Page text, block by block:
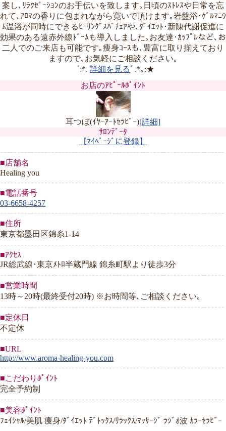
案し､ﾘﾗｸｾﾞｰｼｮﾝのお手伝いを致します｡日頃のｽﾄﾚｽや日常を忘
れて､ｱﾛﾏの香りに包まれながら寛いで頂けます｡岩盤浴･ｹﾞﾙﾏﾆｳ
ﾑ温浴が同時にできるﾋｰﾘﾝｸﾞｽﾊﾟﾁｪｱや､ﾀﾞｲｴｯﾄ･新陳代謝促進に
効果のある遠赤外線ﾄﾞｰﾑも導入しました｡お友達･ｶｯﾌﾟﾙなど､お
二人でのご来店も可能です｡痩身ｺｰｽも､豊富に取り揃えており
ますので､お気軽にご相談ください｡
゜:*. 詳細を見るﾞ.*｡:★
お店のｱﾋﾟｰﾙﾎﾟｲﾝﾄ
耳つぼ(ｲﾔｰｱｰﾄｾﾗﾋﾟｰ)[詳細]
ｻﾛﾝﾃﾞｰﾀ
【ﾏｲﾍﾟｰｼﾞに登録】
■店舗名
Healing you
■電話番号
03-6658-4257
■住所
東京都墨田区錦糸1-14
■ｱｸｾｽ
JR総武線･東京ﾒﾄﾛ半蔵門線 錦糸町駅より徒歩3分
■営業時間
13時～20時(最終受付20時) ※お時間等､ご相談ください｡
■定休日
不定休
■URL
http://www.aroma-healing-you.com
■こだわりﾎﾟｲﾝﾄ
完全予約制
■美容ﾎﾟｲﾝﾄ
ﾌｪｲｼｬﾙ/美肌 痩身/ﾀﾞｲｴｯﾄ ﾃﾞﾄｯｸｽ/ﾘﾗｯｸｽ/ﾏｯｻｰｼﾞ ﾗｼﾞｵ波 ｶﾗｰｾﾗﾋﾟｰ